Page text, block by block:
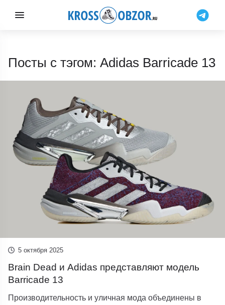
Посты с тэгом: Adidas Barricade 13
5 октября 2025
Brain Dead и Adidas представляют модель
Barricade 13
Производительность и уличная мода объединены в